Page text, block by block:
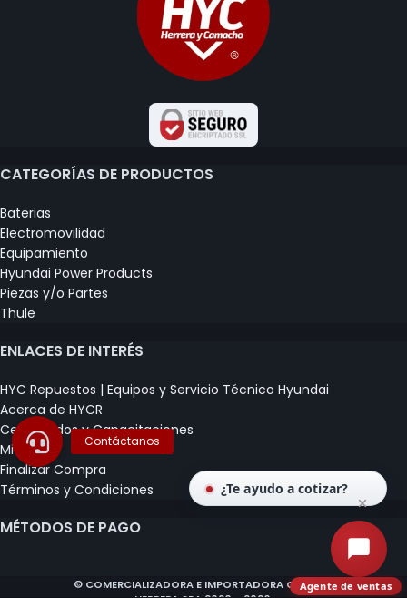
CATEGORÍAS DE PRODUCTOS
Baterias
Electromovilidad
Equipamiento
Hyundai Power Products
Piezas y/o Partes
Thule
ENLACES DE INTERÉS
HYC Repuestos | Equipos y Servicio Técnico Hyundai
Acerca de HYCR
Certificados y Capacitaciones
Mi Carrito
Finalizar Compra
Términos y Condiciones
MÉTODOS DE PAGO
© COMERCIALIZADORA E IMPORTADORA CLAUDIO
¿Te ayudo a cotizar?
Agente de ventas